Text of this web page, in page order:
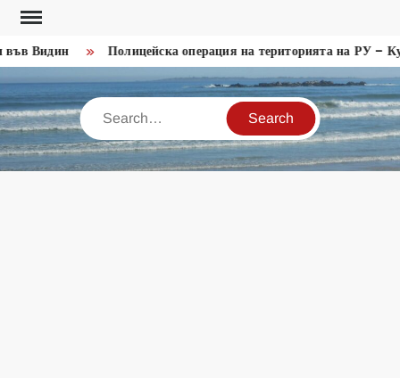
Skip
content
Видин Полицейска операция на територията на РУ –
Search